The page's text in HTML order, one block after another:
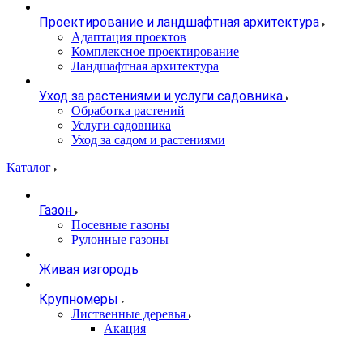
Проектирование и ландшафтная архитектура
Адаптация проектов
Комплексное проектирование
Ландшафтная архитектура
Уход за растениями и услуги садовника
Обработка растений
Услуги садовника
Уход за садом и растениями
Каталог
Газон
Посевные газоны
Рулонные газоны
Живая изгородь
Крупномеры
Лиственные деревья
Акация